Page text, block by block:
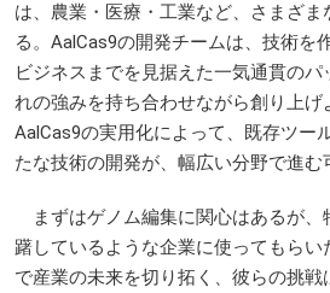
は、農業・医療・工業など、さまざ
る。AalCas9の開発チームは、技術を
ビジネスまでを見据えた一気通貫の
れの強みを持ち合わせながら創り上げ
AalCas9の実用化によって、既存ツー
たな技術の開発が、幅広い分野で進む
まずはゲノム編集に関心はあるが、
躇しているような企業に使ってもら
で産業の未来を切り拓く、彼らの挑戦